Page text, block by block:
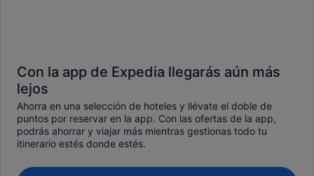
Con la app de Expedia llegarás aún más
lejos
Ahorra en una selección de hoteles y llévate el doble de
puntos por reservar en la app. Con las ofertas de la app,
podrás ahorrar y viajar más mientras gestionas todo tu
itinerario estés donde estés.